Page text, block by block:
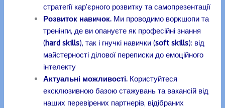
стратегії кар’єрного розвитку та самопрезентації
Розвиток навичок. Ми проводимо воркшопи та
тренінги, де ви опануєте як професійні знання
(hard skills), так і гнучкі навички (soft skills): від
майстерності ділової переписки до емоційного
інтелекту
Актуальні можливості. Користуйтеся
ексклюзивною базою стажувань та вакансій від
наших перевірених партнерів, відібраних